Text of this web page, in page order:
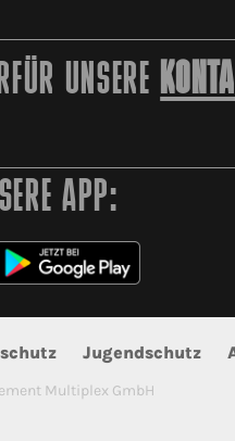
UNSERE
APP:
Jugendschutz
Multiplex GmbH